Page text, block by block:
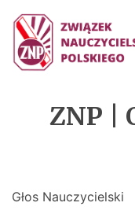
ZNP |
Głos Nauczycielski